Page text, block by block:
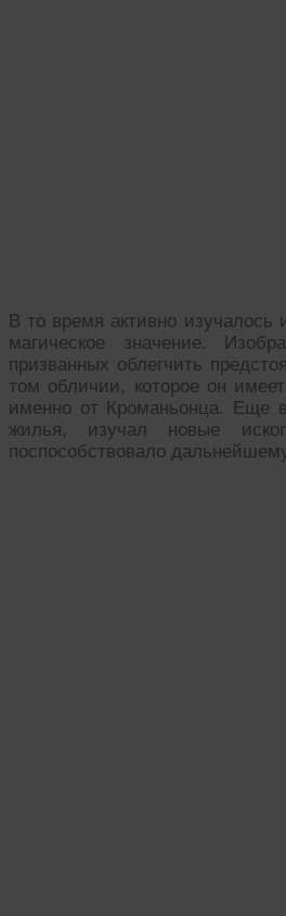
В то время активно
магическое значение.
призванных облегчить
том обличии, которое он
именно от Кроманьонца. Еще
жилья, изучал новые
поспособствовало